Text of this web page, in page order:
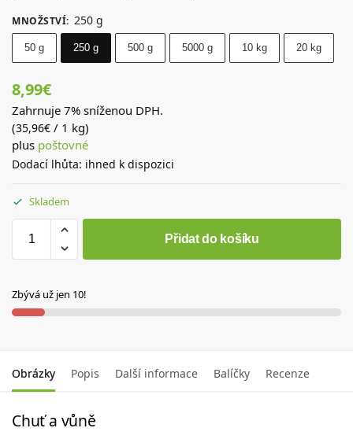
MNOŽSTVÍ: 250 g
50 g 250 g 500 g 5000 g 10 kg 20 kg
8,99€
Zahrnuje 7% sníženou DPH.
(35,96€ / 1 kg)
plus poštovné
Dodací lhůta: ihned k dispozici
Skladem
Přidat do košíku
Zbývá už jen 10!
Obrázky Popis Další informace Balíčky Recenze
Chuť a vůně